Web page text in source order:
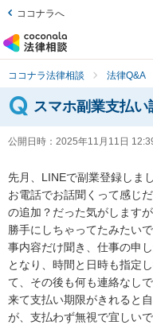
ココナラへ
ココナラ法律相談 法律Q&A
スマホ副業支払い
公開日時： 2025年11月11日
先月、LINEで副業登録しまし
お電話でお話聞くって感じ
の追加？だった気がします
勝手にしちゃってたみたい
事内容だけ聞き、仕事の申
となり、時間と日時も指定
て、その後も何も連絡なし
来て支払い期限がきれると
が、支払わず無視で宜しい